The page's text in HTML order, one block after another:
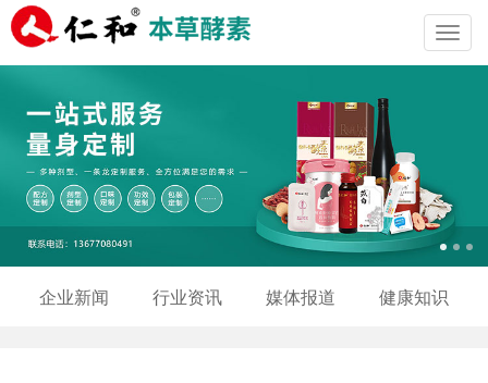
企业新闻 行业资讯 媒体报道 健康知识